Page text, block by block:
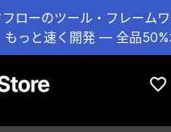
ローのツール・フレーム
もっと速く開発 — 全品50%